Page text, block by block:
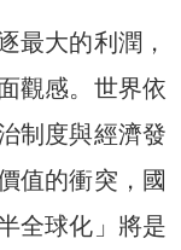
最大的利潤，
觀感。世界依
制度與經濟發
值的衝突，國
全球化」將是